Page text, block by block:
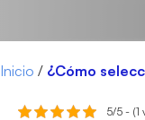
Inicio / ¿Cómo
5/5 - (1